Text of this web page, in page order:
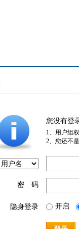
您没有登
1、用户组
2、您还不
密 码
隐身登录 开启